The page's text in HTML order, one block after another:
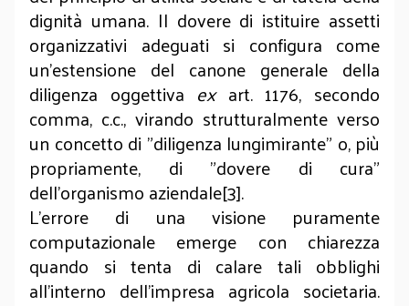
dignità umana. Il dovere di istituire assetti
organizzativi adeguati si configura come
un'estensione del canone generale della
diligenza oggettiva ex art. 1176, secondo
comma, c.c., virando strutturalmente verso
un concetto di "diligenza lungimirante" o, più
propriamente, di "dovere di cura"
dell'organismo aziendale[3].
L'errore di una visione puramente
computazionale emerge con chiarezza
quando si tenta di calare tali obblighi
all'interno dell'impresa agricola societaria.